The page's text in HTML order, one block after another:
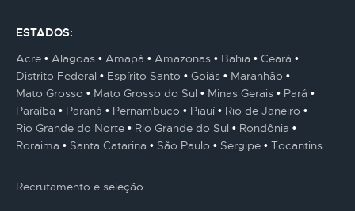
ESTADOS:
Acre
Alagoas Amapá Amazonas Bahia
Ceará
Distrito Federal
Espírito Santo Goiás
Maranhão
Mato Grosso
Mato Grosso do Sul Minas Gerais
Pará
Paraíba
Paraná Pernambuco Piauí
Rio de Janeiro
Rio Grande do Norte
Rio Grande do Sul
Rondônia
Roraima
Santa Catarina São Paulo Sergipe Tocantins
Recrutamento e seleção